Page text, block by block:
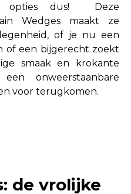
opties dus! Deze
Wedges maakt ze
of je nu een
of een bijgerecht zoekt
smaak en krokante
onweerstaanbare
voor terugkomen.
de vrolijke